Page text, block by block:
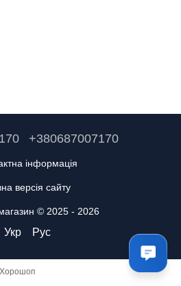
+380687007170
інформація
версія сайту
© 2025 - 2026
Укр Рус
Хорошоп